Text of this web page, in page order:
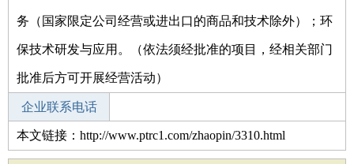
务（国家限定公司经营或进出口的商品和技术除外）；环
保技术研发与应用。（依法须经批准的项目，经相关部门
批准后方可开展经营活动）
企业联系电话
本文链接：http://www.ptrc1.com/zhaopin/3310.html